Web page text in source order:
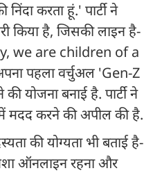
करता हूं.' पार्टी ने
किया है, जिसकी लाइन है-
we are children of a
पहला वर्चुअल 'Gen-Z
योजना बनाई है. पार्टी ने
करने की अपील की है.
की योग्यता भी बताई है-
ऑनलाइन रहना और